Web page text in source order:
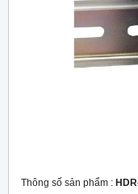
Thông số sản phẩm :